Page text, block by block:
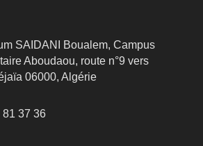
SAIDANI Boualem, Campus
Aboudaou, route n°9 vers
06000, Algérie
81 37 36